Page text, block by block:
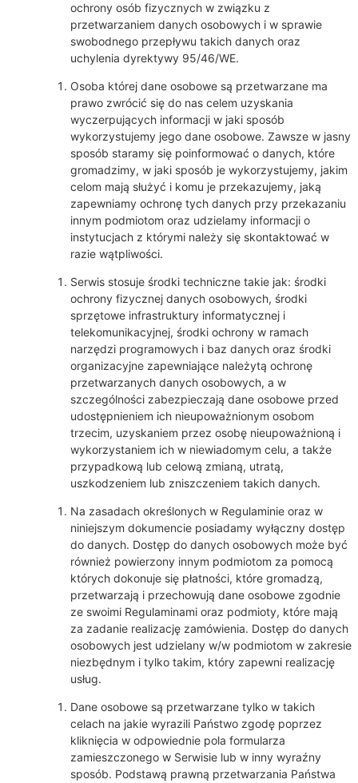
ochrony osób fizycznych w związku z
przetwarzaniem danych osobowych i w sprawie
swobodnego przepływu takich danych oraz
uchylenia dyrektywy 95/46/WE.
Osoba której dane osobowe są przetwarzane ma
prawo zwrócić się do nas celem uzyskania
wyczerpujących informacji w jaki sposób
wykorzystujemy jego dane osobowe. Zawsze w jasny
sposób staramy się poinformować o danych, które
gromadzimy, w jaki sposób je wykorzystujemy, jakim
celom mają służyć i komu je przekazujemy, jaką
zapewniamy ochronę tych danych przy przekazaniu
innym podmiotom oraz udzielamy informacji o
instytucjach z którymi należy się skontaktować w
razie wątpliwości.
Serwis stosuje środki techniczne takie jak: środki
ochrony fizycznej danych osobowych, środki
sprzętowe infrastruktury informatycznej i
telekomunikacyjnej, środki ochrony w ramach
narzędzi programowych i baz danych oraz środki
organizacyjne zapewniające należytą ochronę
przetwarzanych danych osobowych, a w
szczególności zabezpieczają dane osobowe przed
udostępnieniem ich nieupoważnionym osobom
trzecim, uzyskaniem przez osobę nieupoważnioną i
wykorzystaniem ich w niewiadomym celu, a także
przypadkową lub celową zmianą, utratą,
uszkodzeniem lub zniszczeniem takich danych.
Na zasadach określonych w Regulaminie oraz w
niniejszym dokumencie posiadamy wyłączny dostęp
do danych. Dostęp do danych osobowych może być
również powierzony innym podmiotom za pomocą
których dokonuje się płatności, które gromadzą,
przetwarzają i przechowują dane osobowe zgodnie
ze swoimi Regulaminami oraz podmioty, które mają
za zadanie realizację zamówienia. Dostęp do danych
osobowych jest udzielany w/w podmiotom w zakresie
niezbędnym i tylko takim, który zapewni realizację
usług.
Dane osobowe są przetwarzane tylko w takich
celach na jakie wyrazili Państwo zgodę poprzez
kliknięcia w odpowiednie pola formularza
zamieszczonego w Serwisie lub w inny wyraźny
sposób. Podstawą prawną przetwarzania Państwa